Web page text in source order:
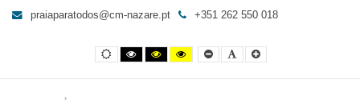
para
praiaparatodos@cm-nazare.pt +351 262 550 018
Contraste
normal
Contraste
preto
branco
Contraste
preto
amarelo
Yellow
and
contrast
Smaller
Font
Letra
por
Letra
maior